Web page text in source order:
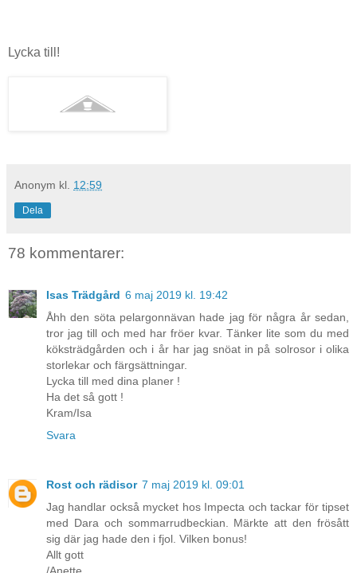
Lycka till!
Anonym kl. 12:59
Dela
78 kommentarer:
Isas Trädgård 6 maj 2019 kl. 19:42
Åhh den söta pelargonnävan hade jag för några år sedan,
tror jag till och med har fröer kvar. Tänker lite som du med
köksträdgården och i år har jag snöat in på solrosor i olika
storlekar och färgsättningar.
Lycka till med dina planer !
Ha det så gott !
Kram/Isa
Svara
Rost och rädisor 7 maj 2019 kl. 09:01
Jag handlar också mycket hos Impecta och tackar för tipset
med Dara och sommarrudbeckian. Märkte att den frösått
sig där jag hade den i fjol. Vilken bonus!
Allt gott
/Anette